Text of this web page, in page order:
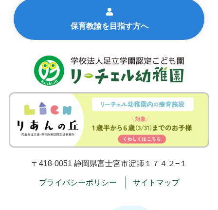
保育教諭を目指す方へ
〒418-0051 静岡県富士宮市淀師１７４２−１
プライバシーポリシー サイトマップ